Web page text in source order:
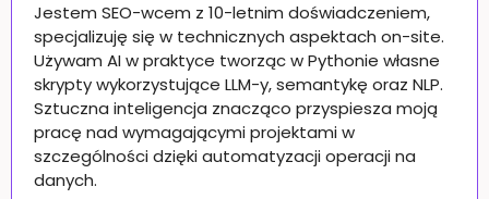
Jestem SEO-wcem z 10-letnim doświadczeniem,
specjalizuję się w technicznych aspektach on-site.
Używam AI w praktyce tworząc w Pythonie własne
skrypty wykorzystujące LLM-y, semantykę oraz NLP.
Sztuczna inteligencja znacząco przyspiesza moją
pracę nad wymagającymi projektami w
szczególności dzięki automatyzacji operacji na
danych.